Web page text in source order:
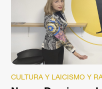
CULTURA Y LAICISMO Y